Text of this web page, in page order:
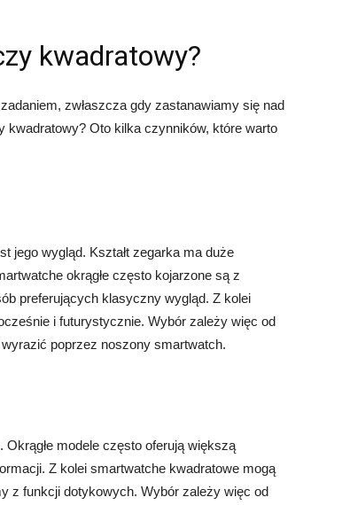
kwadratowy?
zwłaszcza gdy zastanawiamy się nad
kwadratowy? Oto kilka czynników, które warto
jego wygląd. Kształt zegarka ma duże
okrągłe często kojarzone są z
preferujących klasyczny wygląd. Z kolei
i futurystycznie. Wybór zależy więc od
poprzez noszony smartwatch.
modele często oferują większą
Z kolei smartwatche kwadratowe mogą
z funkcji dotykowych. Wybór zależy więc od